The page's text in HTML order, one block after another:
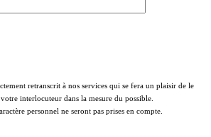
retranscrit à nos services qui se fera un plaisir de le
interlocuteur dans la mesure du possible.
personnel ne seront pas prises en compte.